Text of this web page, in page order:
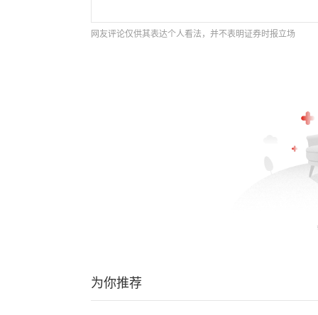
网友评论仅供其表达个人看法，并不表明证券时报立场
为你推荐